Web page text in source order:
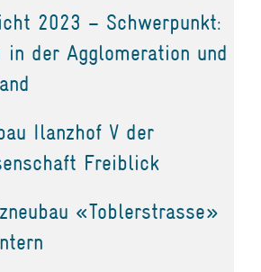
2023 – Schwerpunkt:
in der Agglomeration und
Ilanzhof V der
Freiblick
«Toblerstrasse»